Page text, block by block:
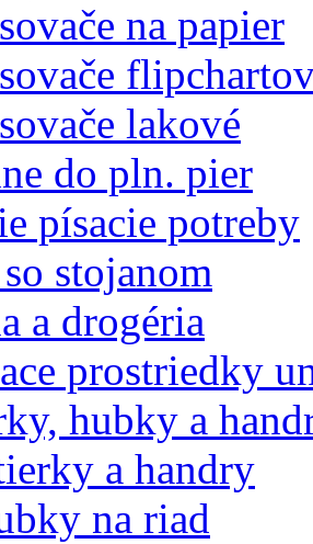
na papier
lakové
do pln. pier
písacie potreby
stojanom
a drogéria
prostriedky
hubky a
a handry
na riad